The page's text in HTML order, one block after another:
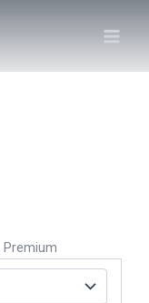
Premium